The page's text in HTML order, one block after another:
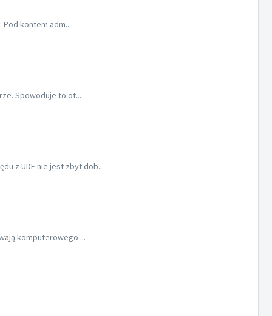
Pod kontem adm...
Spowoduje to ot...
z UDF nie jest zbyt dob...
komputerowego ...